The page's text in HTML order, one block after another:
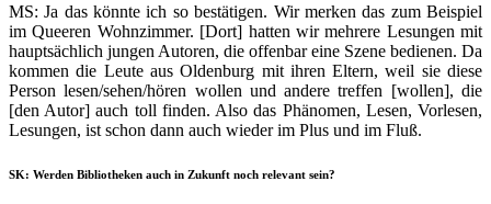
MS: Ja das könnte ich so bestätigen. Wir merken das zum Beispiel
im Queeren Wohnzimmer. [Dort] hatten wir mehrere Lesungen mit
hauptsächlich jungen Autoren, die offenbar eine Szene bedienen. Da
kommen die Leute aus Oldenburg mit ihren Eltern, weil sie diese
Person lesen/sehen/hören wollen und andere treffen [wollen], die
[den Autor] auch toll finden. Also das Phänomen, Lesen, Vorlesen,
Lesungen, ist schon dann auch wieder im Plus und im Fluß.
SK: Werden Bibliotheken auch in Zukunft noch relevant sein?